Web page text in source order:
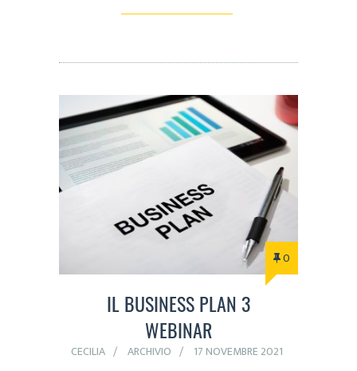
0
IL BUSINESS PLAN 3
WEBINAR
CECILIA ARCHIVIO 17 NOVEMBRE 2021